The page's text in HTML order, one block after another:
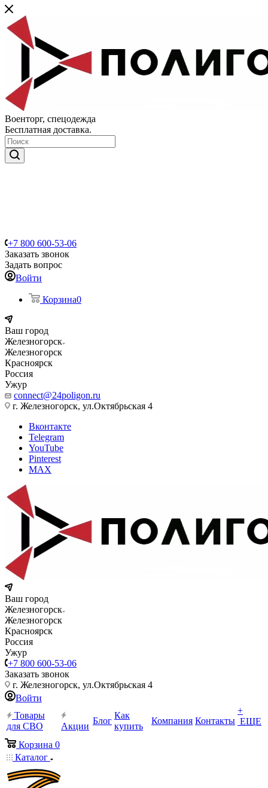
Военторг, спецодежда
Бесплатная доставка.
+7 800 600-53-06
Заказать звонок
Задать вопрос
Войти
Корзина0
Ваш город
Железногорск
Железногорск
Красноярск
Россия
Ужур
connect@24poligon.ru
г. Железногорск, ул.Октябрьская 4
Вконтакте
Telegram
YouTube
Pinterest
MAX
Ваш город
Железногорск
Железногорск
Красноярск
Россия
Ужур
+7 800 600-53-06
Заказать звонок
г. Железногорск, ул.Октябрьская 4
Войти
Товары
для СВО
Акции
Блог
Как
купить
Компания Контакты
+
ЕЩЕ
Корзина 0
Каталог